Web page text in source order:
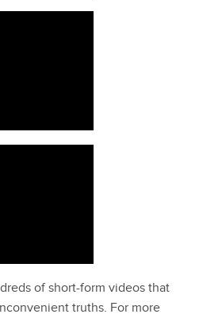
of short-form videos that
truths. For more